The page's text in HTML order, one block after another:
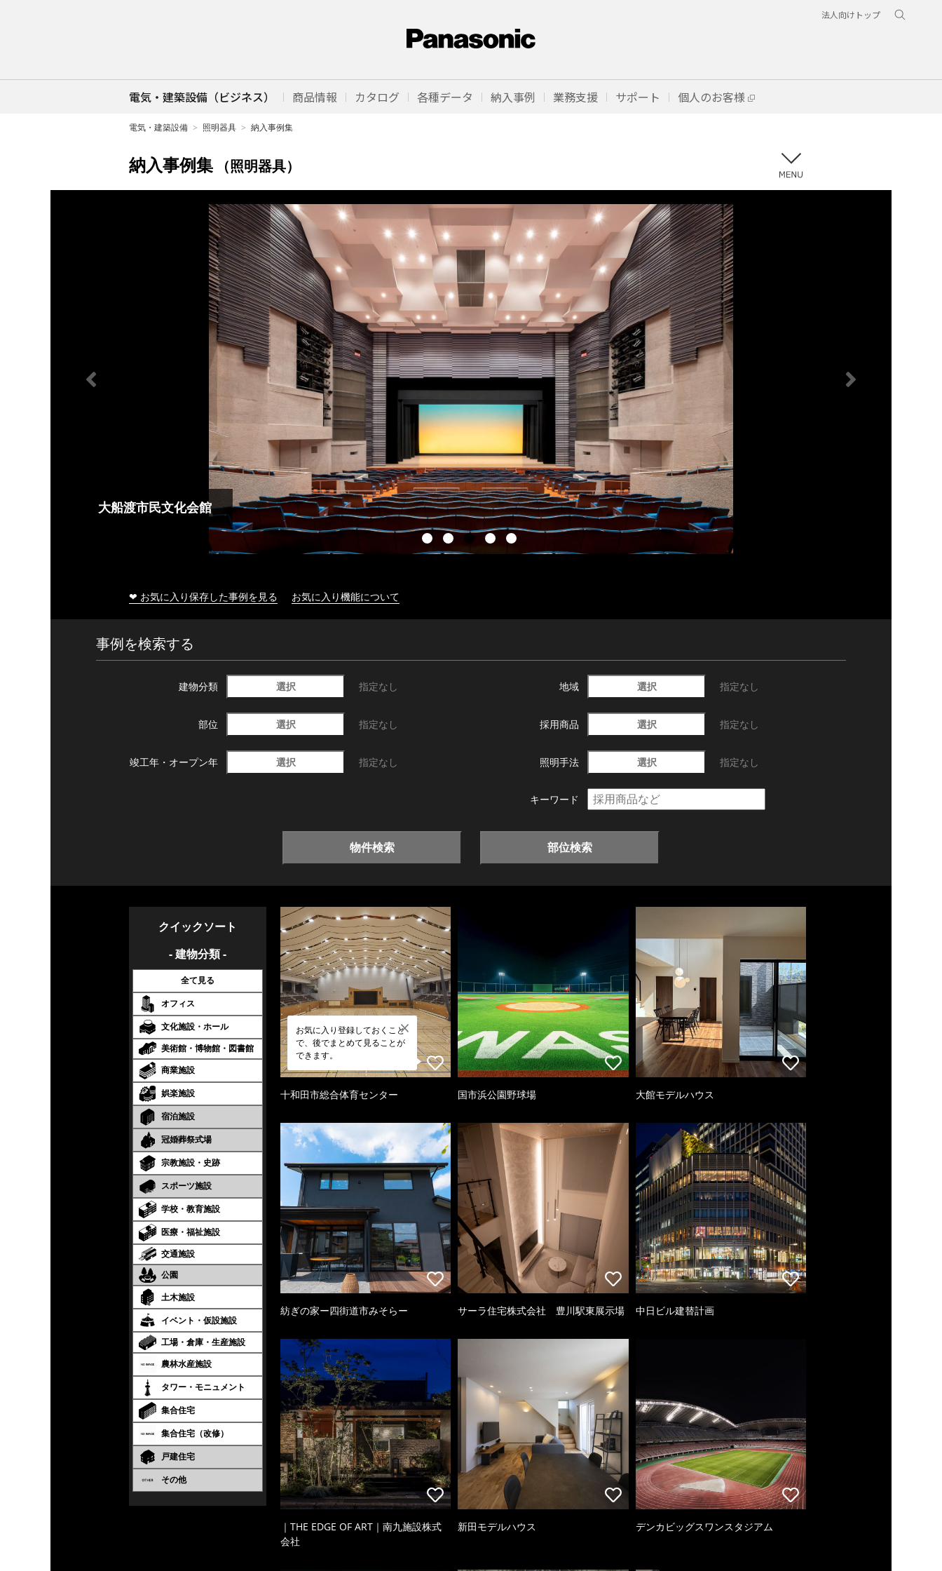
法人向けトップ
電気・建築設備（ビジネス） 商品情報 カタログ 各種データ 納入事例 業務支援 サポート 個人のお客様
電気・建築設備 照明器具 納入事例集
納入事例集 （照明器具）
大船渡市民文化会館
❤ お気に入り保存した事例を見る お気に入り機能について
事例を検索する
建物分類 選択 指定なし 地域 選択 指定なし
部位 選択 指定なし 採用商品 選択 指定なし
竣工年・ オープン年 選択 指定なし 照明手法 選択 指定なし
キーワード
物件検索 部位検索
クイックソート
- 建物分類 -
全て見る
オフィス
文化施設・ホール
美術館・博物館・図書館
商業施設
娯楽施設
宿泊施設
冠婚葬祭式場
宗教施設・史跡
スポーツ施設
学校・教育施設
医療・福祉施設
交通施設
公園
土木施設
イベント・仮設施設
工場・倉庫・生産施設
農林水産施設
タワー・モニュメント
集合住宅
集合住宅（改修）
戸建住宅
その他
お気に入り登録しておくこと
で、後でまとめて見ることが
できます。
十和田市総合体育センター 国市浜公園野球場 大館モデルハウス
紡ぎの家ー四街道市みそらー サーラ住宅株式会社 豊川駅東展示場 中日ビル建替計画
｜THE EDGE OF ART｜南九施設株式
会社
新田モデルハウス デンカビッグスワンスタジアム